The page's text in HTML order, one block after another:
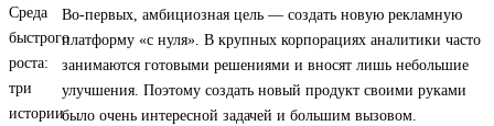
Во-первых, амбициозная цель — создать новую рекламную
платформу «с нуля». В крупных корпорациях аналитики часто
занимаются готовыми решениями и вносят лишь небольшие
улучшения. Поэтому создать новый продукт своими руками
было очень интересной задачей и большим вызовом.